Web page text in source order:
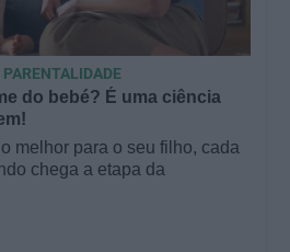
do bebé? É uma ciência
melhor para o seu filho, cada
chega a etapa da